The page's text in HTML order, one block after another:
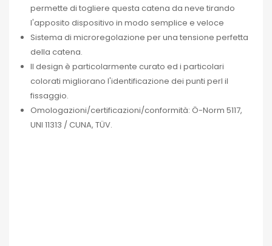
permette di togliere questa catena da neve tirando
l'apposito dispositivo in modo semplice e veloce
Sistema di microregolazione per una tensione perfetta
della catena.
Il design è particolarmente curato ed i particolari
colorati migliorano l'identificazione dei punti perl il
fissaggio.
Omologazioni/certificazioni/conformità: Ö-Norm 5117,
UNI 11313 / CUNA, TÜV.